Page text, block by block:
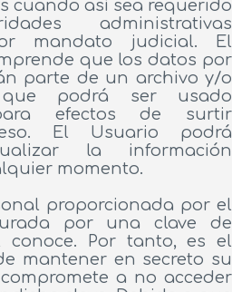
cuando así sea requerido
administrativas
mandato judicial. El
que los datos por
parte de un archivo y/o
podrá ser usado
efectos de surtir
El Usuario podrá
la información
momento.
proporcionada por el
por una clave de
conoce. Por tanto, es el
mantener en secreto su
a no acceder